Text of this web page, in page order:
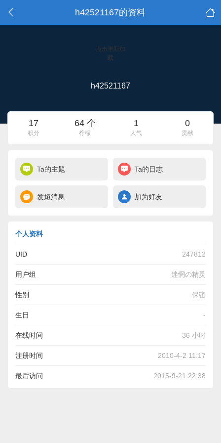
h42521167的资料
点击重新加
载
h42521167
17
积分
64 个
柠檬
1
人气
0
贡献
Ta的主题 Ta的日志
发短消息 加为好友
个人资料
UID 247812
用户组 迷惘の精灵
性别 保密
生日 -
在线时间 36 小时
注册时间 2010-4-2 11:17
最后访问 2015-9-21 22:38